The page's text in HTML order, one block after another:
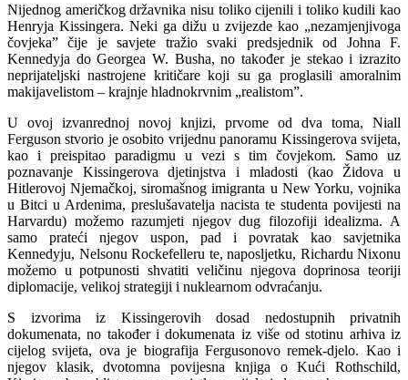
Nijednog američkog državnika nisu toliko cijenili i toliko kudili kao
Henryja Kissingera. Neki ga dižu u zvijezde kao „nezamjenjivoga
čovjeka” čije je savjete tražio svaki predsjednik od Johna F.
Kennedyja do Georgea W. Busha, no također je stekao i izrazito
neprijateljski nastrojene kritičare koji su ga proglasili amoralnim
makijavelistom – krajnje hladnokrvnim „realistom”.
U ovoj izvanrednoj novoj knjizi, prvome od dva toma, Niall
Ferguson stvorio je osobito vrijednu panoramu Kissingerova svijeta,
kao i preispitao paradigmu u vezi s tim čovjekom. Samo uz
poznavanje Kissingerova djetinjstva i mladosti (kao Židova u
Hitlerovoj Njemačkoj, siromašnog imigranta u New Yorku, vojnika
u Bitci u Ardenima, preslušavatelja nacista te studenta povijesti na
Harvardu) možemo razumjeti njegov dug filozofiji idealizma. A
samo prateći njegov uspon, pad i povratak kao savjetnika
Kennedyju, Nelsonu Rockefelleru te, naposljetku, Richardu Nixonu
možemo u potpunosti shvatiti veličinu njegova doprinosa teoriji
diplomacije, velikoj strategiji i nuklearnom odvraćanju.
S izvorima iz Kissingerovih dosad nedostupnih privatnih
dokumenata, no također i dokumenata iz više od stotinu arhiva iz
cijelog svijeta, ova je biografija Fergusonovo remek-djelo. Kao i
njegov klasik, dvotomna povijesna knjiga o Kući Rothschild,